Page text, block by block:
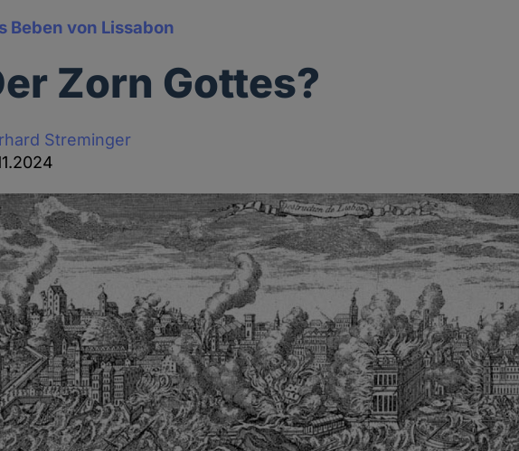
Beben von Lissabon
Zorn Gottes?
Streminger